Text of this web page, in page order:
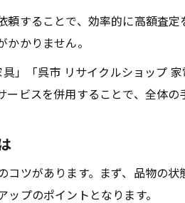
査定アップを狙うた
安心して利用できる買
買取業者選びで重視す
買取業者とのトラブ
することで、効率的に高額査
かりません。
」「呉市 リサイクルショップ
ビスを併用することで、全体の
ツがあります。まず、品物の
プのポイントとなります。